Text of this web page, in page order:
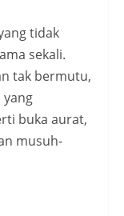
tidak
sekali.
tak bermutu,
yang
buka aurat,
musuh-